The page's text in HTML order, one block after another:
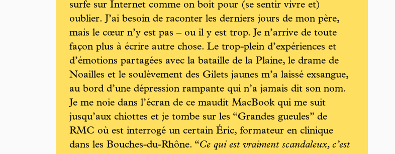
surfe sur Internet comme on boit pour (se sentir vivre et)
oublier. J’ai besoin de raconter les derniers jours de mon père,
mais le cœur n’y est pas – ou il y est trop. Je n’arrive de toute
façon plus à écrire autre chose. Le trop-plein d’expériences et
d’émotions partagées avec la bataille de la Plaine, le drame de
Noailles et le soulèvement des Gilets jaunes m’a laissé exsangue,
au bord d’une dépression rampante qui n’a jamais dit son nom.
Je me noie dans l’écran de ce maudit MacBook qui me suit
jusqu’aux chiottes et je tombe sur les “Grandes gueules” de
RMC où est interrogé un certain Éric, formateur en clinique
dans les Bouches-du-Rhône. “Ce qui est vraiment scandaleux, c’est